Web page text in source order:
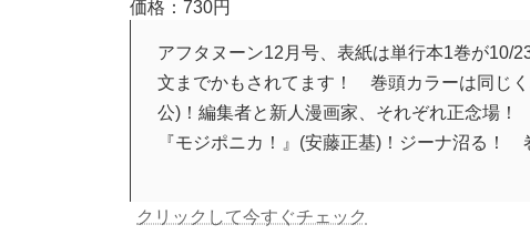
価格：730円
アフタヌーン12月号、表紙は単行本1巻が10/
文までかもされてます！ 巻頭カラーは同じ
公)！編集者と新人漫画家、それぞれ正念場
『モジポニカ！』(安藤正基)！ジーナ沼る！
クリックして今すぐチェック